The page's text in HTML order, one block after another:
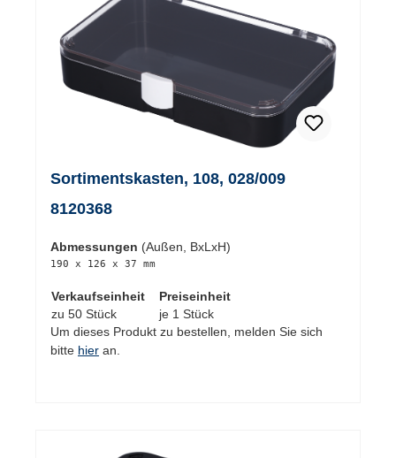
Sortimentskasten, 108, 028/009
8120368
Abmessungen (Außen, BxLxH)
190 x 126 x 37 mm
Verkaufseinheit
Preiseinheit
zu 50 Stück
je 1 Stück
Um dieses Produkt zu bestellen, melden Sie sich
bitte hier an.